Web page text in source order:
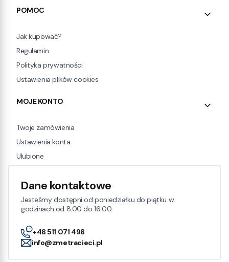
Dane kontaktowe
Jesteśmy dostępni od poniedziałku do piątku w
godzinach od 8:00 do 16:00.
+48 511 071 498
info@zmetracieci.pl
POMOC
Jak kupować?
Regulamin
Polityka prywatności
Ustawienia plików cookies
MOJE KONTO
Twoje zamówienia
Ustawienia konta
Ulubione